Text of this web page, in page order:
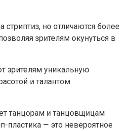
но отличаются более
зрителям окунуться в
зрителям уникальную
и талантом
танцорам и танцовщицам
пластика — это невероятное